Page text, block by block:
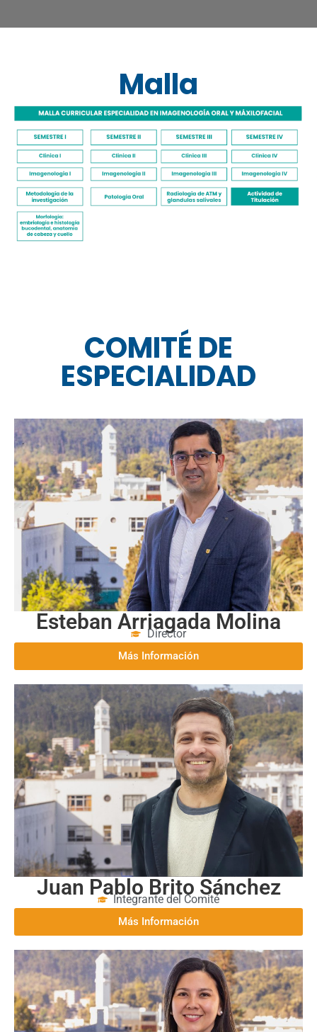
Malla
COMITÉ DE
ESPECIALIDAD
Esteban Arriagada Molina
Director
Más Información
Juan Pablo Brito Sánchez
Integrante del Comité
Más Información